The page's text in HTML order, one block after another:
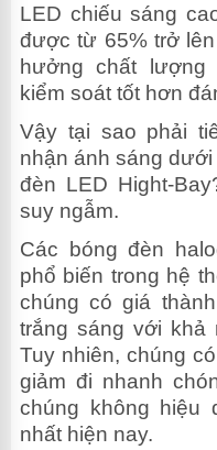
LED chiếu sáng
được từ 65% trở
hưởng chất
kiểm soát tốt hơn
Vậy tại sao phải
nhận ánh sáng
đèn LED Hight-
suy ngẫm.
Các bóng đèn
phổ biến trong hệ
chúng có giá
trắng sáng với khả
Tuy nhiên, chúng
giảm đi nhanh
chúng không hiệu
nhất hiện nay.